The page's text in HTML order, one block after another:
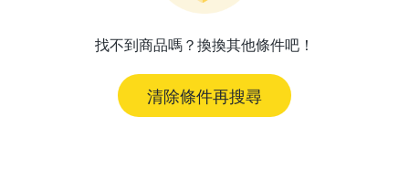
找不到商品嗎？換換其他條件吧！
清除條件再搜尋